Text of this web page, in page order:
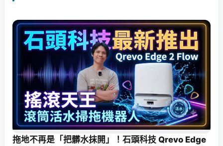
拖地不再是「把髒水抹開」！石頭科技 Qrevo Edge